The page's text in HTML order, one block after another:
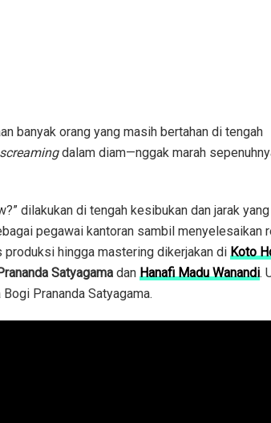
banyak orang yang masih bertahan di tengah
dalam diam—nggak marah
dilakukan di tengah kesibukan dan jarak
pegawai kantoran sambil menyelesaikan
produksi hingga mastering dikerjakan di Koto
Satyagama dan Hanafi Madu Wanandi.
Prananda Satyagama.